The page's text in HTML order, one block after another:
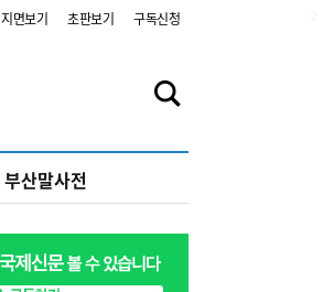
지면보기 초판보기 구독신청
부산말사전